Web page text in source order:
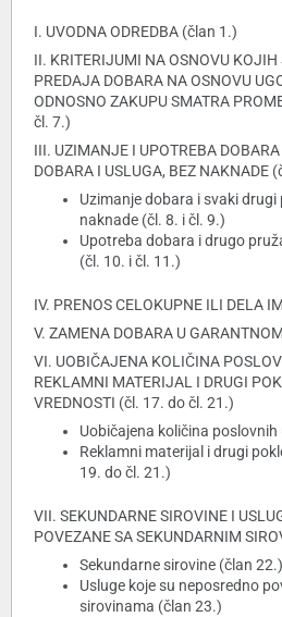
I. UVODNA ODREDBA (član 1.)
II. KRITERIJUMI NA OSNOVU KOJIH
PREDAJA DOBARA NA OSNOVU
ODNOSNO ZAKUPU SMATRA
čl. 7.)
III. UZIMANJE I UPOTREBA
DOBARA I USLUGA, BEZ NAKNADE
Uzimanje dobara i svaki
naknade (čl. 8. i čl. 9.)
Upotreba dobara i drugo
(čl. 10. i čl. 11.)
IV. PRENOS CELOKUPNE ILI DELA
V. ZAMENA DOBARA U
VI. UOBIČAJENA KOLIČINA
REKLAMNI MATERIJAL I DRUGI
VREDNOSTI (čl. 17. do čl. 21.)
Uobičajena količina
Reklamni materijal i drugi
19. do čl. 21.)
VII. SEKUNDARNE SIROVINE I
POVEZANE SA SEKUNDARNIM
Sekundarne sirovine (član 22.)
Usluge koje su neposredno
sirovinama (član 23.)